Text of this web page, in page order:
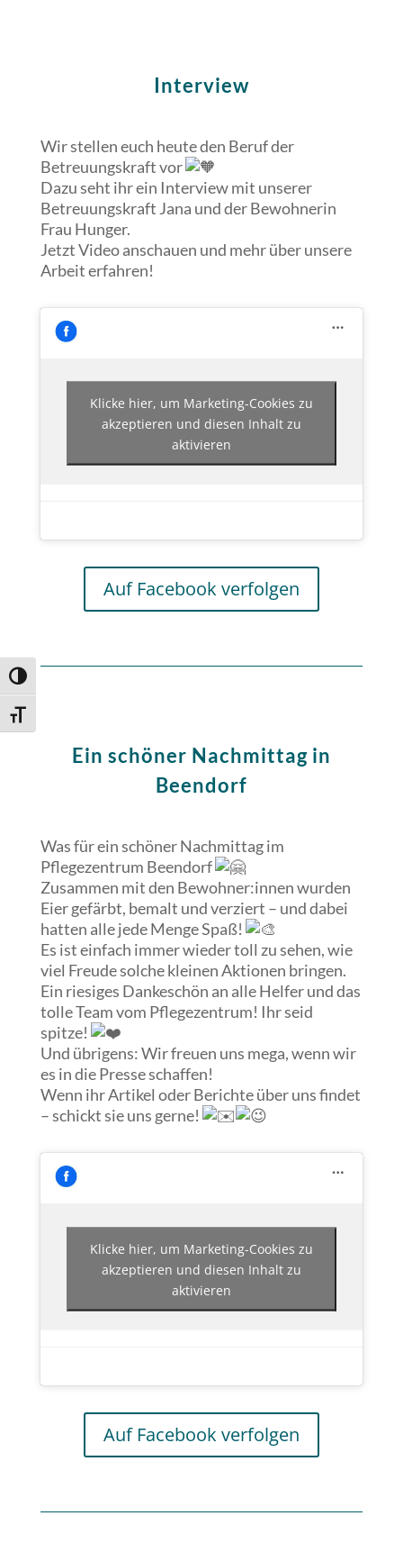
Umschalten auf hohe Kontraste
Schrift vergrößern
Interview
Wir stellen euch heute den Beruf der
Betreuungskraft vor
Dazu seht ihr ein Interview mit unserer
Betreuungskraft Jana und der Bewohnerin
Frau Hunger.
Jetzt Video anschauen und mehr über unsere
Arbeit erfahren!
Klicke hier, um Marketing-Cookies zu
akzeptieren und diesen Inhalt zu
aktivieren
Auf Facebook verfolgen
Ein schöner Nachmittag in
Beendorf
Was für ein schöner Nachmittag im
Pflegezentrum Beendorf
Zusammen mit den Bewohner:innen wurden
Eier gefärbt, bemalt und verziert – und dabei
hatten alle jede Menge Spaß!
Es ist einfach immer wieder toll zu sehen, wie
viel Freude solche kleinen Aktionen bringen.
Ein riesiges Dankeschön an alle Helfer und das
tolle Team vom Pflegezentrum! Ihr seid
spitze!
Und übrigens: Wir freuen uns mega, wenn wir
es in die Presse schaffen!
Wenn ihr Artikel oder Berichte über uns findet
– schickt sie uns gerne!
Klicke hier, um Marketing-Cookies zu
akzeptieren und diesen Inhalt zu
aktivieren
Auf Facebook verfolgen